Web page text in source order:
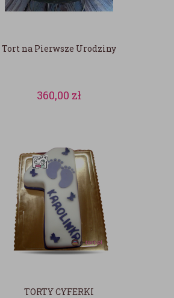
Tort na Pierwsze Urodziny
360,00 zł
TORTY CYFERKI